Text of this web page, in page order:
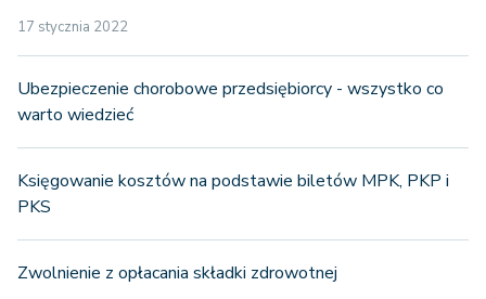
17 stycznia 2022
Ubezpieczenie chorobowe przedsiębiorcy - wszystko co
warto wiedzieć
Księgowanie kosztów na podstawie biletów MPK, PKP i
PKS
Zwolnienie z opłacania składki zdrowotnej